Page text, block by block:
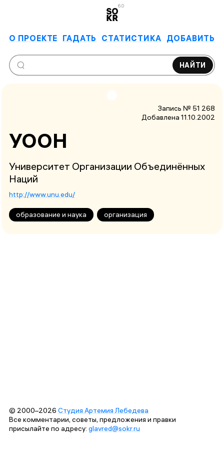
6.0
О ПРОЕКТЕ ГАДАТЬ СТАТИСТИКА ДОБАВИТЬ
НАЙТИ
Запись № 51 268
Добавлена 11.10.2002
УООН
Университет Организации Объединённых
Наций
http://www.unu.edu/
образование и наука организация
© 2000–2026 Студия Артемия Лебедева
Все комментарии, советы, предложения и правки
присылайте по адресу: glavred@sokr.ru